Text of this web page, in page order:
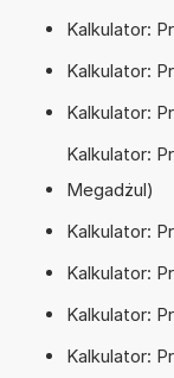
Kalkulator:
Kalkulator:
Kalkulator:
Kalkulator:
Megadżul)
Kalkulator:
Kalkulator:
Kalkulator:
Kalkulator: